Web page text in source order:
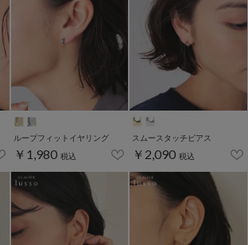
ループフィットイヤリング
￥1,980 税込
スムースタッチピアス
￥2,090 税込